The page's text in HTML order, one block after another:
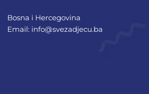
Bosna i Hercegovina
Email: info@svezadjecu.ba